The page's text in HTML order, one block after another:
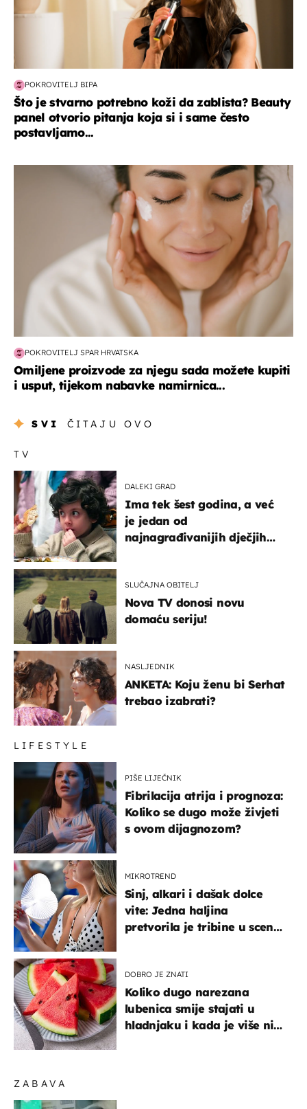
POKROVITELJ BIPA
Što je stvarno potrebno koži da zablista? Beauty
panel otvorio pitanja koja si i same često
postavljamo...
moda & ljepota
POKROVITELJ SPAR HRVATSKA
Omiljene proizvode za njegu sada možete kupiti
i usput, tijekom nabavke namirnica...
SVI ČITAJU OVO
ZABAVA
TV
DALEKI GRAD
Ima tek šest godina, a već
je jedan od
najnagrađivanijih dječjih
SLUČAJNA OBITELJ
Nova TV donosi novu
domaću seriju!
NASLJEDNIK
ANKETA: Koju ženu bi Serhat
trebao izabrati?
LIFESTYLE
PIŠE LIJEČNIK
Fibrilacija atrija i prognoza:
Koliko se dugo može živjeti
s ovom dijagnozom?
MIKROTREND
Sinj, alkari i dašak dolce
vite: Jedna haljina
pretvorila je tribine u scenu
DOBRO JE ZNATI
Koliko dugo narezana
lubenica smije stajati u
hladnjaku i kada je više nije